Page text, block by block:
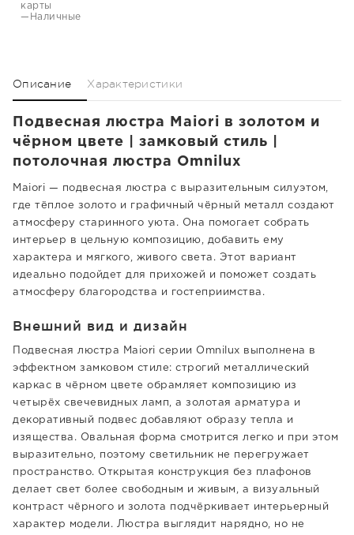
карты
—Наличные
Описание Характеристики
Подвесная люстра Maiori в золотом и
чёрном цвете | замковый стиль |
потолочная люстра Omnilux
Maiori — подвесная люстра с выразительным силуэтом,
где тёплое золото и графичный чёрный металл создают
атмосферу старинного уюта. Она помогает собрать
интерьер в цельную композицию, добавить ему
характера и мягкого, живого света. Этот вариант
идеально подойдет для прихожей и поможет создать
атмосферу благородства и гостеприимства.
Внешний вид и дизайн
Подвесная люстра Maiori серии Omnilux выполнена в
эффектном замковом стиле: строгий металлический
каркас в чёрном цвете обрамляет композицию из
четырёх свечевидных ламп, а золотая арматура и
декоративный подвес добавляют образу тепла и
изящества. Овальная форма смотрится легко и при этом
выразительно, поэтому светильник не перегружает
пространство. Открытая конструкция без плафонов
делает свет более свободным и живым, а визуальный
контраст чёрного и золота подчёркивает интерьерный
характер модели. Люстра выглядит нарядно, но не